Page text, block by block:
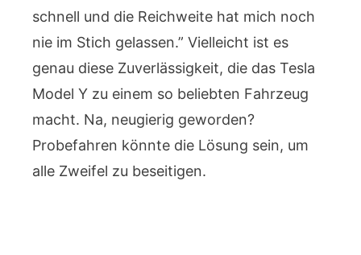
schnell und die Reichweite hat mich noch
nie im Stich gelassen.” Vielleicht ist es
genau diese Zuverlässigkeit, die das Tesla
Model Y zu einem so beliebten Fahrzeug
macht. Na, neugierig geworden?
Probefahren könnte die Lösung sein, um
alle Zweifel zu beseitigen.